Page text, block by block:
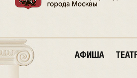
АФИША